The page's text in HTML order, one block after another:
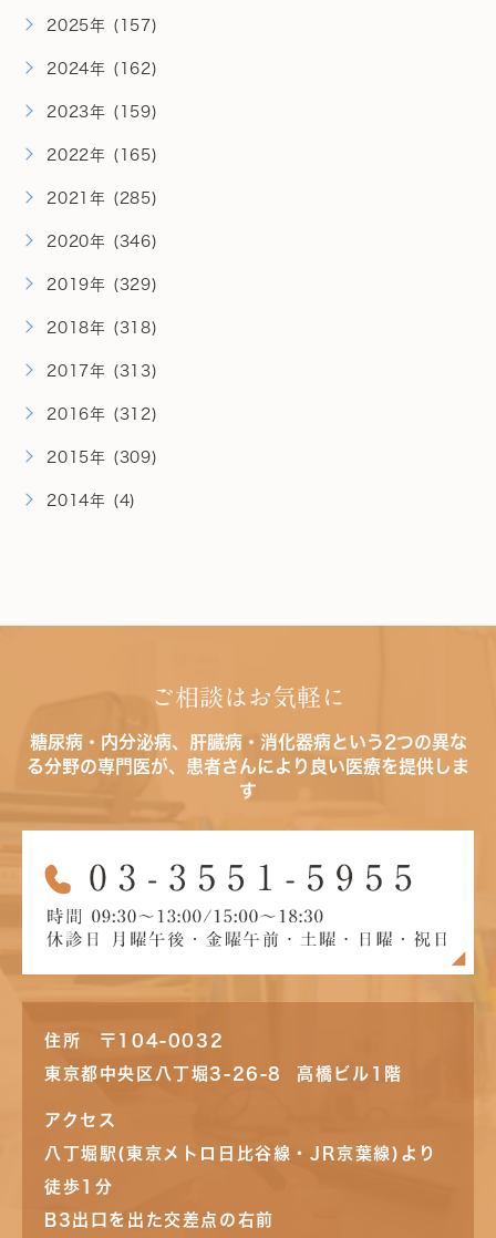
2025年 (157)
2024年 (162)
2023年 (159)
2022年 (165)
2021年 (285)
2020年 (346)
2019年 (329)
2018年 (318)
2017年 (313)
2016年 (312)
2015年 (309)
2014年 (4)
ご相談はお気軽に
糖尿病・内分泌病、肝臓病・消化器病という2つの異な
る分野の専門医が、患者さんにより良い医療を提供しま
す
住所 〒104-0032
東京都中央区八丁堀3-26-8 高橋ビル1階
アクセス
八丁堀駅(東京メトロ日比谷線・JR京葉線)より
徒歩1分
B3出口を出た交差点の右前